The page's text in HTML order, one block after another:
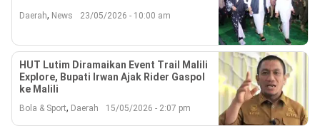
Daerah, News 23/05/2026 - 10:00 am
HUT Lutim Diramaikan Event Trail Malili
Explore, Bupati Irwan Ajak Rider Gaspol
ke Malili
Bola & Sport, Daerah 15/05/2026 - 2:07 pm